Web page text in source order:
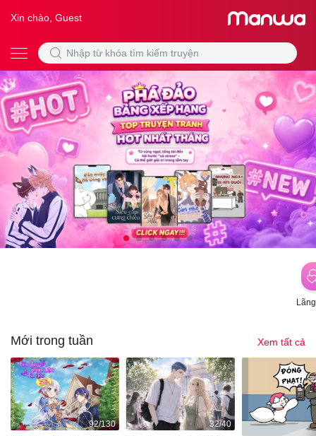
Xin chào, Guest
Mới trong tuần Xem tất cả
92/130 32/40